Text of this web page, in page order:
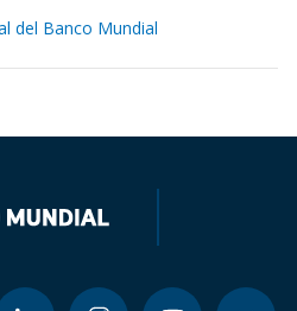
del Banco Mundial